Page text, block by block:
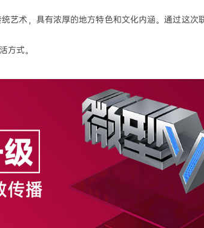
艺术，具有浓厚的地方特色和文化内涵。通过这次
方式。